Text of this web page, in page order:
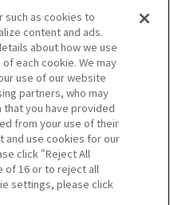
Do Not Sell or Share My
Personal Information
ソーシャルメディアポリシー
お問い合わせ
such as cookies to
content and ads.
about how we use
each cookie. We may
use of our website
partners, who may
you have provided
from your use of their
and use cookies for our
click “Reject All
of 16 or to reject all
settings, please click